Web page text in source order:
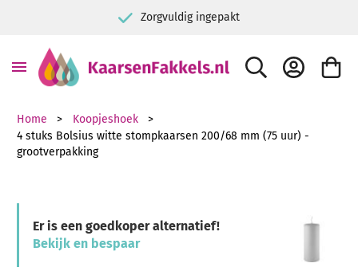
Zorgvuldig ingepakt
ZOEK ACCOUNT
Home
Koopjeshoek
4 stuks Bolsius witte stompkaarsen 200/68 mm (75 uur) -
grootverpakking
Er is een goedkoper alternatief!
Bekijk en bespaar